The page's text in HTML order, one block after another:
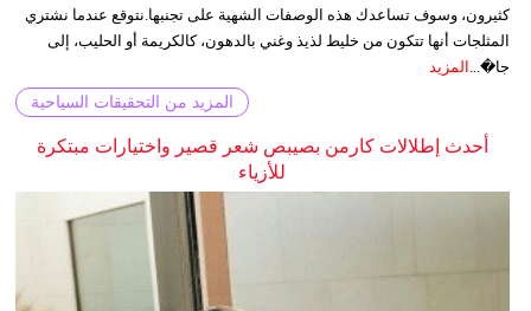
كثيرون، وسوف تساعدك هذه الوصفات الشهية على تجنبها.نتوقع عندما نشتري
المثلجات أنها تتكون من خليط لذيذ وغني بالدهون، كالكريمة أو الحليب، إلى
جا�... المزيد
المزيد من التحقيقات السياحية
أحدث إطلالات كارمن بصيبص شعر قصير واختيارات مبتكرة
للأزياء